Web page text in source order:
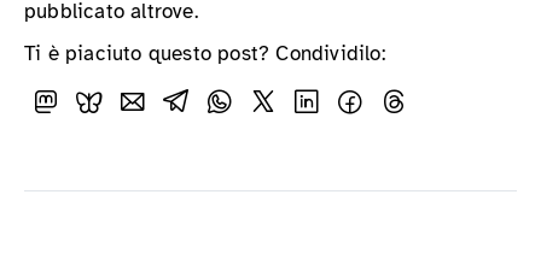
pubblicato altrove.
Ti è piaciuto questo post? Condividilo: